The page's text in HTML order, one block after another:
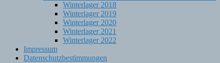
Winterlager 2018
Winterlager 2019
Winterlager 2020
Winterlager 2021
Winterlager 2022
Impressum
Datenschutzbestimmungen